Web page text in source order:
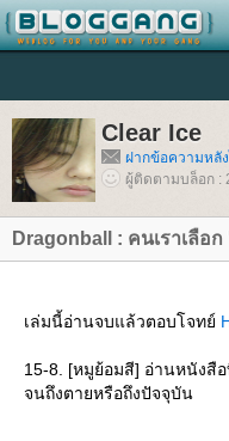
Clear Ice
ฝากข้อความหลั
ผู้ติดตามบล็อก :
Dragonball : คนเราเลือ
เล่มนี้อ่านจบแล้วตอบโจทย์
15-8. [หมูย้อมสี] อ่านหนังสื
จนถึงตายหรือถึงปัจจุบัน